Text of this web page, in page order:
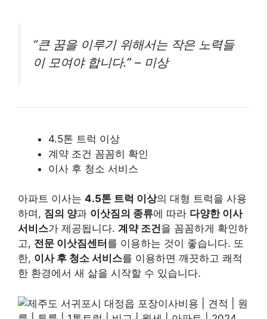
“큰 꿈을 이루기 위해서는 작은 노력들
이 모여야 합니다.” – 미상
4.5톤 트럭 이상
계약 조건 꼼꼼히 확인
이사 후 청소 서비스
아파트 이사는 4.5톤 트럭 이상의 대형 트럭을 사용
하며, 짐의 양과 이삿짐의 종류에 따라 다양한 이사
서비스가 제공됩니다. 계약 조건을 꼼꼼하게 확인하
고, 전문 이삿짐센터 를 이용하는 것이 좋습니다. 또
한, 이사 후 청소 서비스를 이용하면 깨끗하고 쾌적
한 환경에서 새 삶을 시작할 수 있습니다.